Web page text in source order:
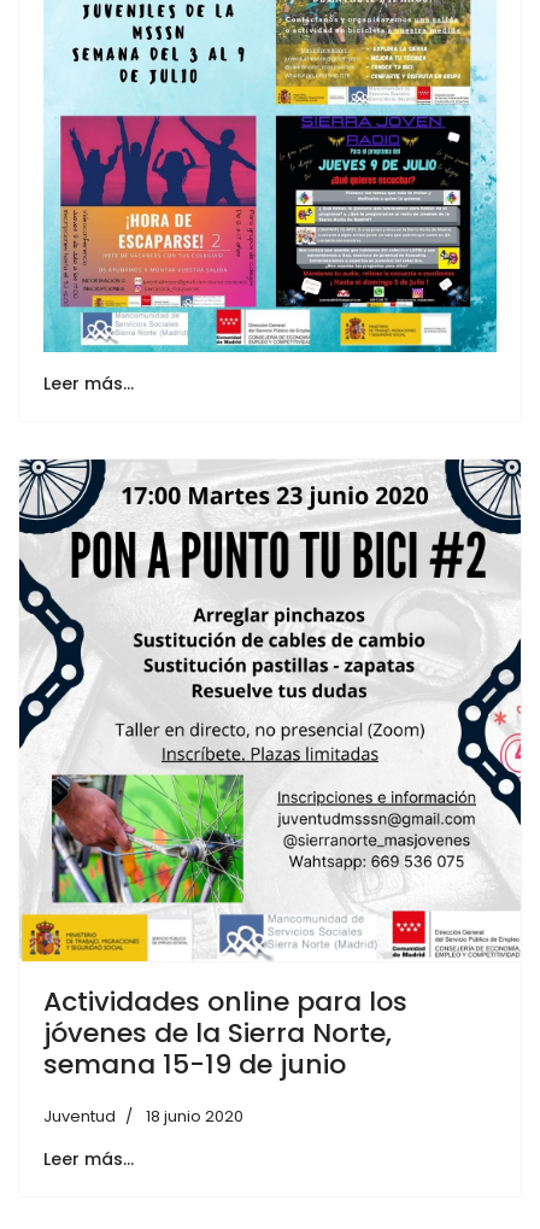
Leer más…
Actividades online para los
jóvenes de la Sierra Norte,
semana 15-19 de junio
Juventud 18 junio 2020
Leer más…